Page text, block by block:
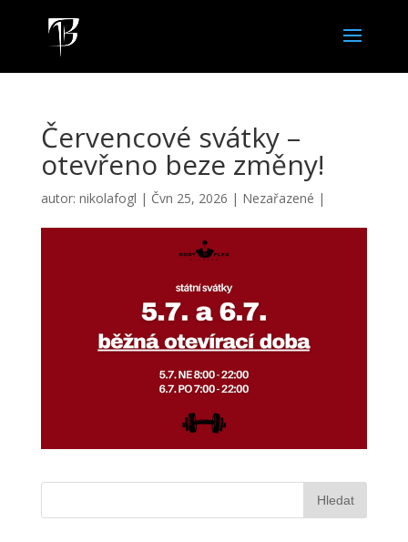
Červencové svátky –
otevřeno beze změny!
autor: nikolafogl | Čvn 25, 2026 | Nezařazené |